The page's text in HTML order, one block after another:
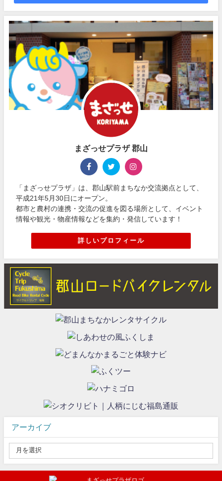
まざっせプラザ 郡山
「まざっせプラザ」は、郡山駅前まちなか交流拠点として、
平成21年5月30日にオープン。
都市と農村の連携・交流の促進を図る場所として、イベント
情報や観光・物産情報などを集約・発信しています！
詳しいプロフィール
アーカイブ